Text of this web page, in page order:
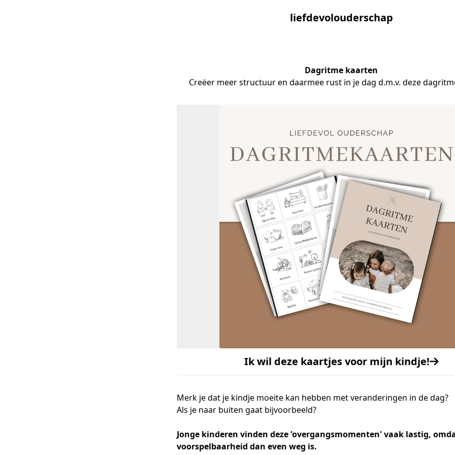
liefdevolouderschap
Dagritme kaarten
Creëer meer structuur en daarmee rust in je dag d.m.v. deze
Ik wil deze kaartjes voor mijn kindje!
Merk je dat je kindje moeite kan hebben met veranderingen in de dag?
Als je naar buiten gaat bijvoorbeeld?
Jonge kinderen vinden deze 'overgangsmomenten' vaak lastig,
voorspelbaarheid dan even weg is.